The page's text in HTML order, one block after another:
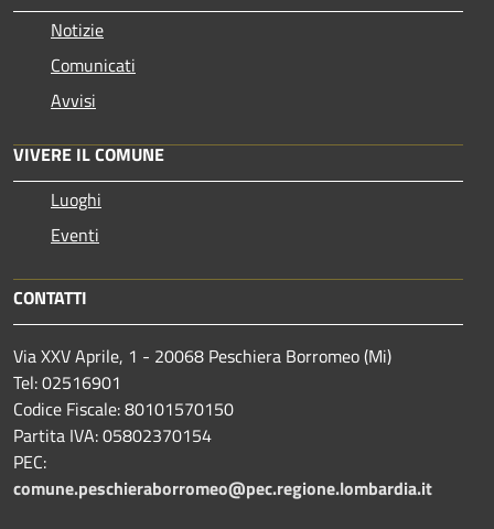
Notizie
Comunicati
Avvisi
VIVERE IL COMUNE
Luoghi
Eventi
CONTATTI
Via XXV Aprile, 1 - 20068 Peschiera Borromeo (Mi)
Tel: 02516901
Codice Fiscale: 80101570150
Partita IVA: 05802370154
PEC:
comune.peschieraborromeo@pec.regione.lombardia.it